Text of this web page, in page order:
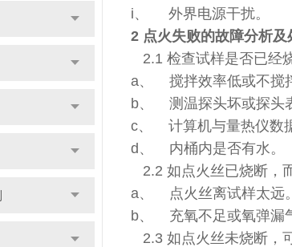
i、 外界电源干扰。
2 点火失败的故障分析及
2.1 检查试样是否已经
a、 搅拌效率低或不搅
b、 测温探头坏或探头
c、 计算机与量热仪数
d、 内桶内是否有水。
2.2 如点火丝已烧断，
a、 点火丝离试样太远。
b、 充氧不足或氧弹漏
2.3 如点火丝未烧断，